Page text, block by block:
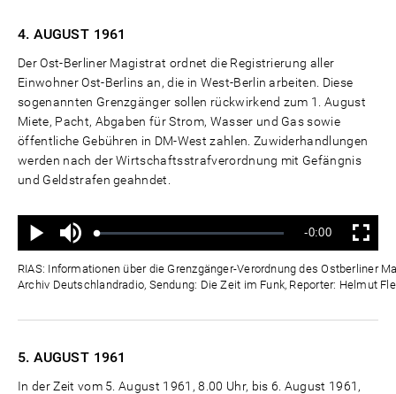
4. AUGUST 1961
Der Ost-Berliner Magistrat ordnet die Registrierung aller
Einwohner Ost-Berlins an, die in West-Berlin arbeiten. Diese
sogenannten Grenzgänger sollen rückwirkend zum 1. August
Miete, Pacht, Abgaben für Strom, Wasser und Gas sowie
öffentliche Gebühren in DM-West zahlen. Zuwiderhandlungen
werden nach der Wirtschaftsstrafverordnung mit Gefängnis
und Geldstrafen geahndet.
Wiedergabe
Ton
aus
Geladen:
Status:
Verbleibende
Zeit
-0:00 Vollbild
RIAS: Informationen über die Grenzgänger-Verordnung des Ostberliner
Archiv Deutschlandradio, Sendung: Die Zeit im Funk, Reporter: Helmut
5. AUGUST 1961
In der Zeit vom 5. August 1961, 8.00 Uhr, bis 6. August 1961,